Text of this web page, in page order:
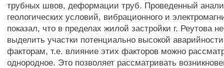
трубных швов, деформации труб. Проведенный
геологических условий, вибрационного и
показал, что в пределах жилой застройки г. Реутова
выделить участки потенциально высокой
факторам, т.е. влияние этих факторов можно
однородное. Это позволяет рассматривать